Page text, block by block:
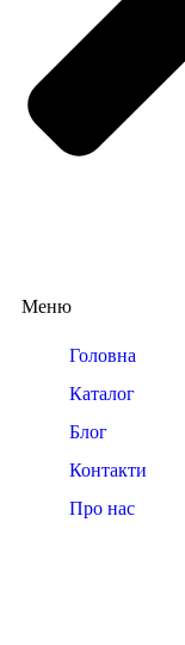
Меню
Головна
Каталог
Блог
Контакти
Про нас